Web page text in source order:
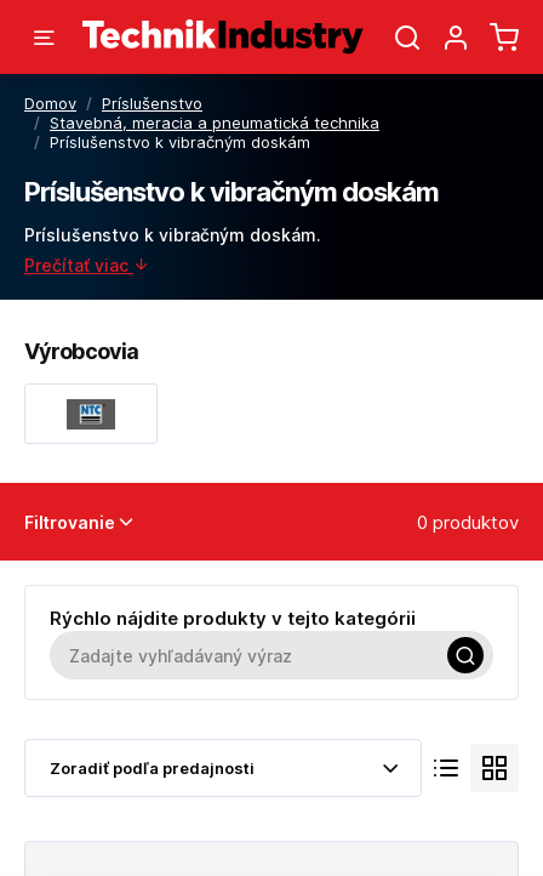
Domov / Príslušenstvo
/ Stavebná, meracia a pneumatická technika
/ Príslušenstvo k vibračným doskám
Príslušenstvo k vibračným doskám
Príslušenstvo k vibračným doskám.
Prečítať viac
Výrobcovia
Filtrovanie 0 produktov
Rýchlo nájdite produkty v tejto kategórii